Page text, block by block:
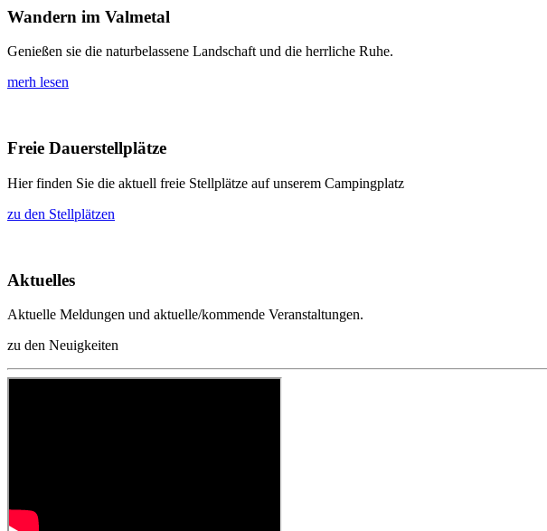
Wandern im Valmetal
Genießen sie die naturbelassene Landschaft und die herrliche Ruhe.
merh lesen
Freie Dauerstellplätze
Hier finden Sie die aktuell freie Stellplätze auf unserem Campingplatz
zu den Stellplätzen
Aktuelles
Aktuelle Meldungen und aktuelle/kommende Veranstaltungen.
zu den Neuigkeiten